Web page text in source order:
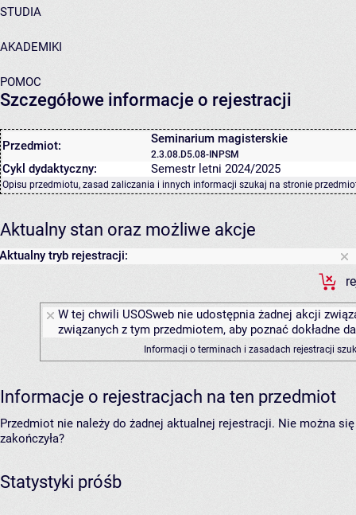
STUDIA
AKADEMIKI
POMOC
Szczegółowe informacje o rejestracji
Przedmiot: Seminarium magisterskie
2.3.08.D5.08-INPSM
Cykl dydaktyczny: Semestr letni 2024/2025
Opisu przedmiotu, zasad zaliczania i innych informacji szukaj na stronie
Aktualny stan oraz możliwe akcje
Aktualny tryb rejestracji:
W tej chwili USOSweb nie udostępnia żadnej akcji
związanych z tym przedmiotem, aby poznać dokładne
Informacji o terminach i zasadach rejestracji
Informacje o rejestracjach na ten przedmiot
Przedmiot nie należy do żadnej aktualnej rejestracji. Nie można
zakończyła?
Statystyki próśb